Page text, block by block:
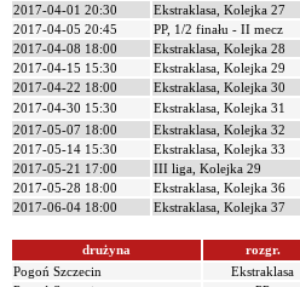
2017-04-01 20:30
Ekstraklasa, Kolejka 27
2017-04-05 20:45
PP, 1/2 finału - II mecz
2017-04-08 18:00
Ekstraklasa, Kolejka 28
2017-04-15 15:30
Ekstraklasa, Kolejka 29
2017-04-22 18:00
Ekstraklasa, Kolejka 30
2017-04-30 15:30
Ekstraklasa, Kolejka 31
2017-05-07 18:00
Ekstraklasa, Kolejka 32
2017-05-14 15:30
Ekstraklasa, Kolejka 33
2017-05-21 17:00
III liga, Kolejka 29
2017-05-28 18:00
Ekstraklasa, Kolejka 36
2017-06-04 18:00
Ekstraklasa, Kolejka 37
drużyna rozgr.
Pogoń Szczecin
Ekstraklasa